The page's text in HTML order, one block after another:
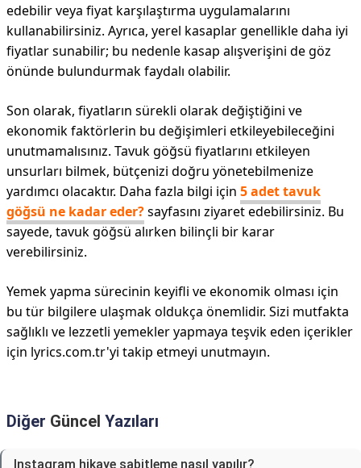
edebilir veya fiyat karşılaştırma uygulamalarını
kullanabilirsiniz. Ayrıca, yerel kasaplar genellikle daha iyi
fiyatlar sunabilir; bu nedenle kasap alışverişini de göz
önünde bulundurmak faydalı olabilir.
Son olarak, fiyatların sürekli olarak değiştiğini ve
ekonomik faktörlerin bu değişimleri etkileyebileceğini
unutmamalısınız. Tavuk göğsü fiyatlarını etkileyen
unsurları bilmek, bütçenizi doğru yönetebilmenize
yardımcı olacaktır. Daha fazla bilgi için 5 adet tavuk
göğsü ne kadar eder?sayfasını ziyaret edebilirsiniz. Bu
sayede, tavuk göğsü alırken bilinçli bir karar
verebilirsiniz.
Yemek yapma sürecinin keyifli ve ekonomik olması için
bu tür bilgilere ulaşmak oldukça önemlidir. Sizi mutfakta
sağlıklı ve lezzetli yemekler yapmaya teşvik eden içerikler
için lyrics.com.tr'yi takip etmeyi unutmayın.
Diğer Güncel Yazıları
Instagram hikaye sabitleme nasıl yapılır?